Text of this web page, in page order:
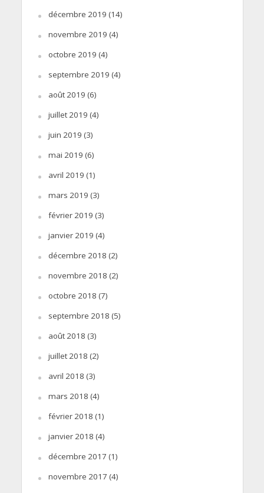
décembre 2019 (14)
novembre 2019 (4)
octobre 2019 (4)
septembre 2019 (4)
août 2019 (6)
juillet 2019 (4)
juin 2019 (3)
mai 2019 (6)
avril 2019 (1)
mars 2019 (3)
février 2019 (3)
janvier 2019 (4)
décembre 2018 (2)
novembre 2018 (2)
octobre 2018 (7)
septembre 2018 (5)
août 2018 (3)
juillet 2018 (2)
avril 2018 (3)
mars 2018 (4)
février 2018 (1)
janvier 2018 (4)
décembre 2017 (1)
novembre 2017 (4)